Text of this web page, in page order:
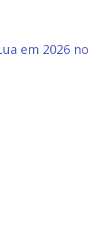
em 2026 no